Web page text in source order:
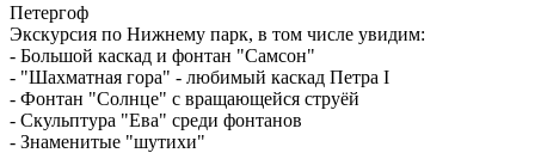
Петергоф
Экскурсия по Нижнему парк, в том числе увидим:
- Большой каскад и фонтан "Самсон"
- "Шахматная гора" - любимый каскад Петра I
- Фонтан "Солнце" с вращающейся струёй
- Скульптура "Ева" среди фонтанов
- Знаменитые "шутихи"